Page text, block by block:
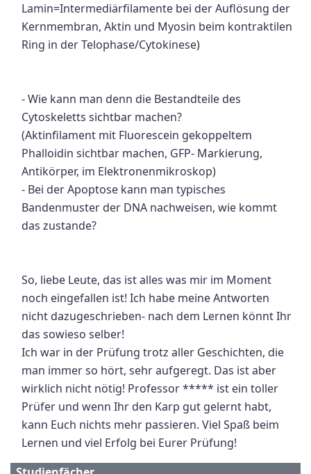
Lamin=Intermediärfilamente bei der Auflösung der
Kernmembran, Aktin und Myosin beim kontraktilen
Ring in der Telophase/Cytokinese)
- Wie kann man denn die Bestandteile des
Cytoskeletts sichtbar machen?
(Aktinfilament mit Fluorescein gekoppeltem
Phalloidin sichtbar machen, GFP- Markierung,
Antikörper, im Elektronenmikroskop)
- Bei der Apoptose kann man typisches
Bandenmuster der DNA nachweisen, wie kommt
das zustande?
So, liebe Leute, das ist alles was mir im Moment
noch eingefallen ist! Ich habe meine Antworten
nicht dazugeschrieben- nach dem Lernen könnt Ihr
das sowieso selber!
Ich war in der Prüfung trotz aller Geschichten, die
man immer so hört, sehr aufgeregt. Das ist aber
wirklich nicht nötig! Professor ***** ist ein toller
Prüfer und wenn Ihr den Karp gut gelernt habt,
kann Euch nichts mehr passieren. Viel Spaß beim
Lernen und viel Erfolg bei Eurer Prüfung!